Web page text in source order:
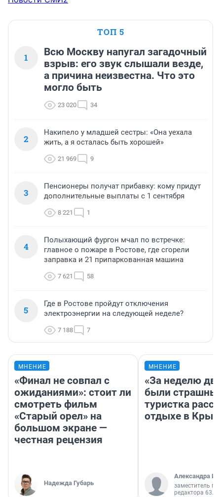
ТОП 5
1
Всю Москву напугал загадочный
взрыв: его звук слышали везде,
а причина неизвестна. Что это
могло быть
23 020 34
2
Накипело у младшей сестры: «Она уехала
жить, а я осталась быть хорошей»
21 969 9
3
Пенсионеры получат прибавку: кому придут
дополнительные выплаты с 1 сентября
8 221 1
4
Полыхающий фургон мчал по встречке:
главное о пожаре в Ростове, где сгорели
заправка и 21 припаркованная машина
7 621 58
5
Где в Ростове пройдут отключения
электроэнергии на следующей неделе?
7 188 7
МНЕНИЕ
«Финал не совпал с
ожиданиями»: стоит ли
смотреть фильм
«Старый орел» на
большом экране —
честная рецензия
Надежда Губарь
МНЕНИЕ
«За неделю
были
туристка
отдыхе в
Александра
заместитель
редактора 63.RU